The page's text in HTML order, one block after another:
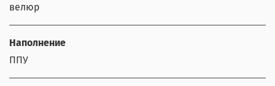
велюр
Наполнение
ППУ